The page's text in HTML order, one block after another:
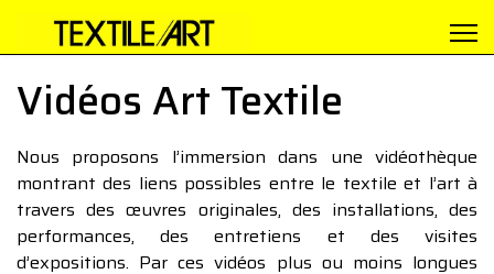
Vidéos Art Textile
Nous proposons l’immersion dans une vidéothèque
montrant des liens possibles entre le textile et l’art à
travers des œuvres originales, des installations, des
performances, des entretiens et des visites
d’expositions. Par ces vidéos plus ou moins longues